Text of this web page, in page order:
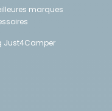
marques
Just4Camper